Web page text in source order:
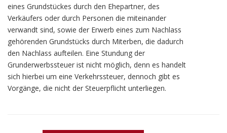
eines Grundstückes durch den Ehepartner, des
Verkäufers oder durch Personen die miteinander
verwandt sind, sowie der Erwerb eines zum Nachlass
gehörenden Grundstücks durch Miterben, die dadurch
den Nachlass aufteilen. Eine Stundung der
Grunderwerbssteuer ist nicht möglich, denn es handelt
sich hierbei um eine Verkehrssteuer, dennoch gibt es
Vorgänge, die nicht der Steuerpflicht unterliegen.